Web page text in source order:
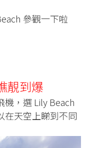
參觀一下啦
靚到爆
機，選 Lily Beach
在天空上睇到不同